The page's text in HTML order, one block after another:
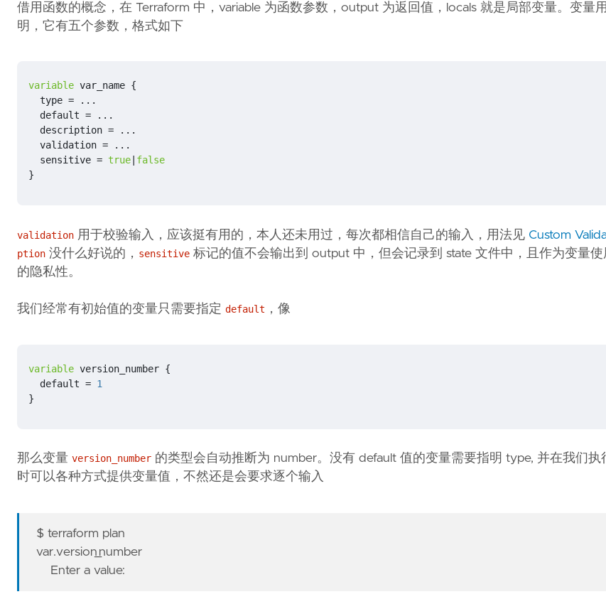
借用函数的概念，在 Terraform 中，variable 为函数参数，output 为返回值，locals 就是局部变量。变量用
明，它有五个参数，格式如下
variable var_name {
type =
...
default =
...
description =
...
validation =
...
sensitive = true false
}
validation 用于校验输入，应该挺有用的，本人还未用过，每次都相信自己的输入，用法见 Custom
ption 没什么好说的， sensitive 标记的值不会输出到 output 中，但会记录到 state 文件中，且作为变量
的隐私性。
我们经常有初始值的变量只需要指定 default ，像
variable version_number {
default = 1
}
那么变量 version_number 的类型会自动推断为 number。没有 default 值的变量需要指明 type, 并在我们执
时可以各种方式提供变量值，不然还是会要求逐个输入
$ terraform plan
var.version_number
Enter a value: